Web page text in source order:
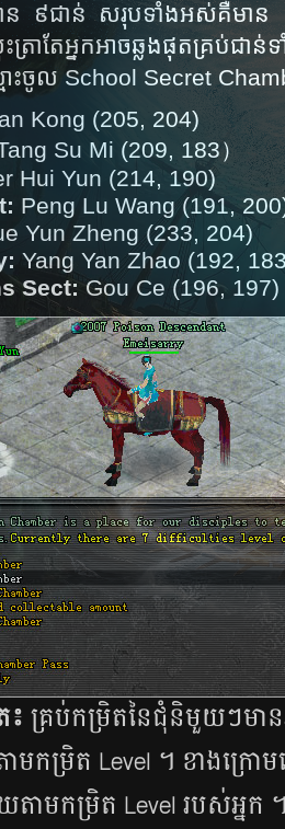
ន​ ៩ជាន់ សរុប​​ទាំង​អស់​គឺ​មា
ត្រា​តែ​អ្នក​អាច​ឆ្លង​ផុត​គ្រប់​ជា
ះចូល School Secret
Kong (205, 204)
Su Mi (209, 183）
Hui Yun (214, 190)
Peng Lu Wang (191,
Yun Zheng (233, 204)
Yang Yan Zhao (192,
Sect: Gou Ce (196, 197)
៖ គ្រប់កម្រិតនៃជុំនិមួយៗមាន
កម្រិត Level ។ ខាង​ក្រោម
ាមកម្រិត Level របស់អ្នក